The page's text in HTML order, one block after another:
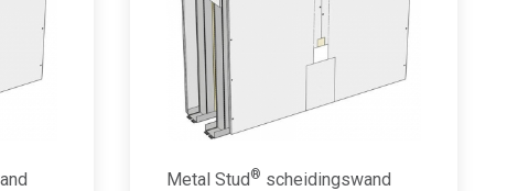
Metal Stud® scheidingswand